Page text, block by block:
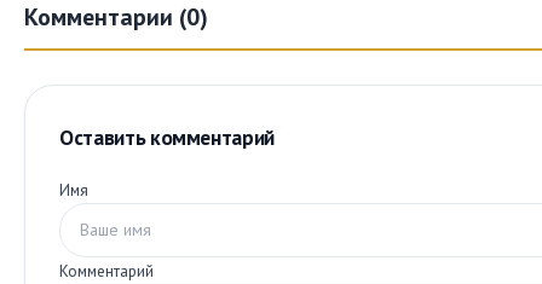
Комментарии (0)
Оставить комментарий
Имя
Комментарий